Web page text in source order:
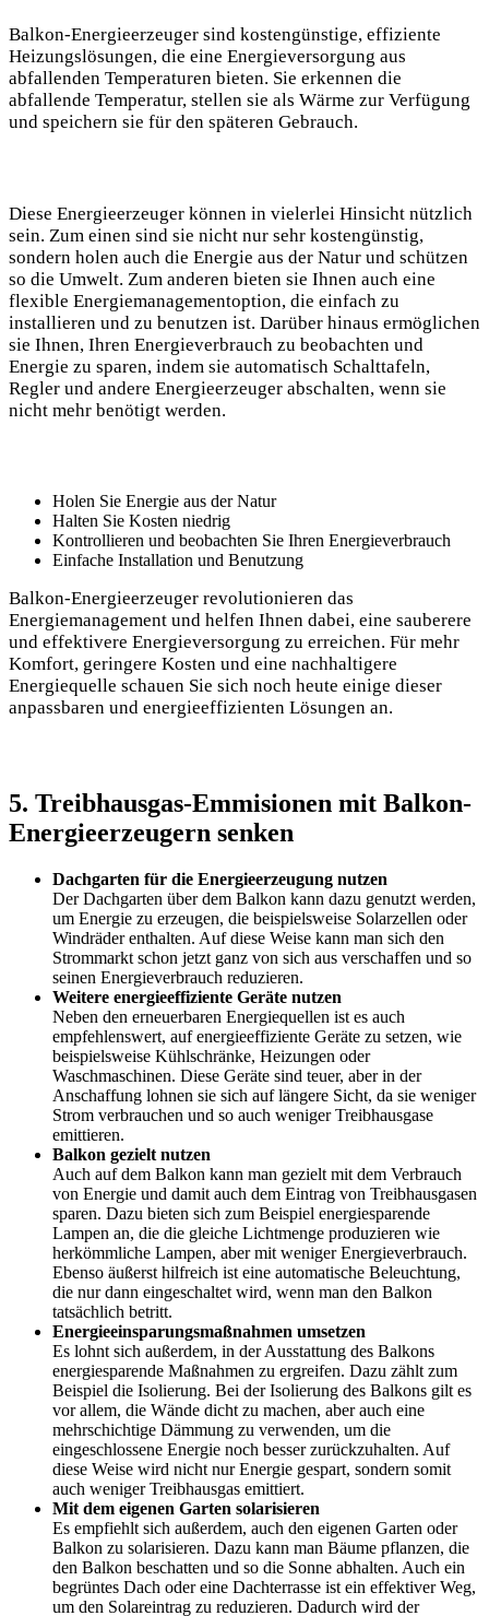
Balkon-Energieerzeuger sind kostengünstige, effiziente
Heizungslösungen, die eine Energieversorgung aus
abfallenden Temperaturen bieten. Sie erkennen die
abfallende Temperatur, stellen sie als Wärme zur Verfügung
und speichern sie für den späteren Gebrauch.
Diese Energieerzeuger können in vielerlei Hinsicht nützlich
sein. Zum einen sind sie nicht nur sehr kostengünstig,
sondern holen auch die Energie aus der Natur und schützen
so die Umwelt. Zum anderen bieten sie Ihnen auch eine
flexible Energiemanagementoption, die einfach zu
installieren und zu benutzen ist. Darüber hinaus ermöglichen
sie Ihnen, Ihren Energieverbrauch zu beobachten und
Energie zu sparen, indem sie automatisch Schalttafeln,
Regler und andere Energieerzeuger abschalten, wenn sie
nicht mehr benötigt werden.
Holen Sie Energie aus der Natur
Halten Sie Kosten niedrig
Kontrollieren und beobachten Sie Ihren Energieverbrauch
Einfache Installation und Benutzung
Balkon-Energieerzeuger revolutionieren das
Energiemanagement und helfen Ihnen dabei, eine sauberere
und effektivere Energieversorgung zu erreichen. Für mehr
Komfort, geringere Kosten und eine nachhaltigere
Energiequelle schauen Sie sich noch heute einige dieser
anpassbaren und energieeffizienten Lösungen an.
5. Treibhausgas-Emmisionen mit Balkon-
Energieerzeugern senken
Dachgarten für die Energieerzeugung nutzen
Der Dachgarten über dem Balkon kann dazu genutzt werden,
um Energie zu erzeugen, die beispielsweise Solarzellen oder
Windräder enthalten. Auf diese Weise kann man sich den
Strommarkt schon jetzt ganz von sich aus verschaffen und so
seinen Energieverbrauch reduzieren.
Weitere energieeffiziente Geräte nutzen
Neben den erneuerbaren Energiequellen ist es auch
empfehlenswert, auf energieeffiziente Geräte zu setzen, wie
beispielsweise Kühlschränke, Heizungen oder
Waschmaschinen. Diese Geräte sind teuer, aber in der
Anschaffung lohnen sie sich auf längere Sicht, da sie weniger
Strom verbrauchen und so auch weniger Treibhausgase
emittieren.
Balkon gezielt nutzen
Auch auf dem Balkon kann man gezielt mit dem Verbrauch
von Energie und damit auch dem Eintrag von Treibhausgasen
sparen. Dazu bieten sich zum Beispiel energiesparende
Lampen an, die die gleiche Lichtmenge produzieren wie
herkömmliche Lampen, aber mit weniger Energieverbrauch.
Ebenso äußerst hilfreich ist eine automatische Beleuchtung,
die nur dann eingeschaltet wird, wenn man den Balkon
tatsächlich betritt.
Energieeinsparungsmaßnahmen umsetzen
Es lohnt sich außerdem, in der Ausstattung des Balkons
energiesparende Maßnahmen zu ergreifen. Dazu zählt zum
Beispiel die Isolierung. Bei der Isolierung des Balkons gilt es
vor allem, die Wände dicht zu machen, aber auch eine
mehrschichtige Dämmung zu verwenden, um die
eingeschlossene Energie noch besser zurückzuhalten. Auf
diese Weise wird nicht nur Energie gespart, sondern somit
auch weniger Treibhausgas emittiert.
Mit dem eigenen Garten solarisieren
Es empfiehlt sich außerdem, auch den eigenen Garten oder
Balkon zu solarisieren. Dazu kann man Bäume pflanzen, die
den Balkon beschatten und so die Sonne abhalten. Auch ein
begrüntes Dach oder eine Dachterrasse ist ein effektiver Weg,
um den Solareintrag zu reduzieren. Dadurch wird der